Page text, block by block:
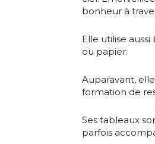
bonheur à
Elle utilise
ou papier.
Auparavant,
formation de
Ses tableaux
parfois